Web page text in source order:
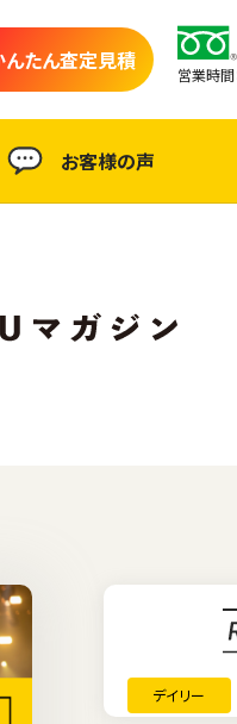
んたん査定見積
営業時間
お客様の声
デイリー